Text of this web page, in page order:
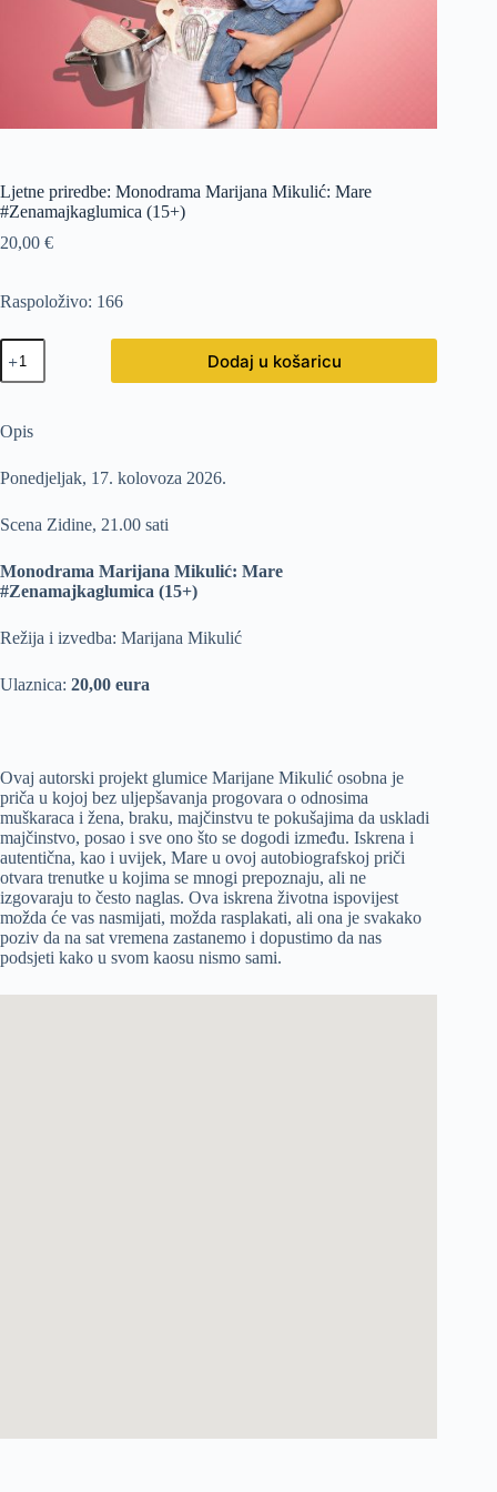
Ljetne priredbe: Monodrama Marijana Mikulić: Mare
#Zenamajkaglumica (15+)
20,00 €
Raspoloživo: 166
Ljetne
priredbe:
Monodrama
Mikulić:
Mare
(15+)
Dodaj u košaricu
Opis
Ponedjeljak, 17. kolovoza 2026.
Scena Zidine, 21.00 sati
Monodrama Marijana Mikulić: Mare
#Zenamajkaglumica (15+)
Režija i izvedba: Marijana Mikulić
Ulaznica: 20,00 eura
Ovaj autorski projekt glumice Marijane Mikulić osobna je
priča u kojoj bez uljepšavanja progovara o odnosima
muškaraca i žena, braku, majčinstvu te pokušajima da uskladi
majčinstvo, posao i sve ono što se dogodi između. Iskrena i
autentična, kao i uvijek, Mare u ovoj autobiografskoj priči
otvara trenutke u kojima se mnogi prepoznaju, ali ne
izgovaraju to često naglas. Ova iskrena životna ispovijest
možda će vas nasmijati, možda rasplakati, ali ona je svakako
poziv da na sat vremena zastanemo i dopustimo da nas
podsjeti kako u svom kaosu nismo sami.